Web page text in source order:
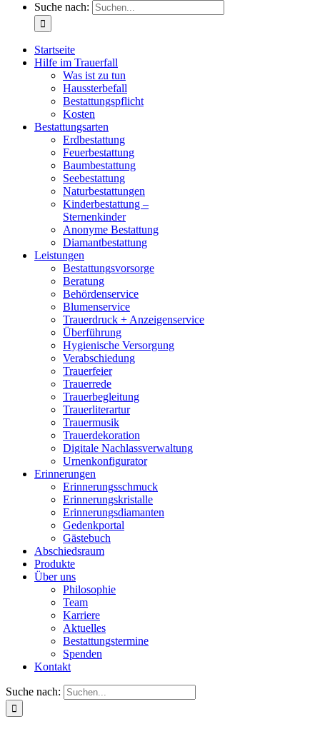
Suche nach:
Startseite
Hilfe im Trauerfall
Was ist zu tun
Haussterbefall
Bestattungspflicht
Kosten
Bestattungsarten
Erdbestattung
Feuerbestattung
Baumbestattung
Seebestattung
Naturbestattungen
Kinderbestattung –
Sternenkinder
Anonyme Bestattung
Diamantbestattung
Leistungen
Bestattungsvorsorge
Beratung
Behördenservice
Blumenservice
Trauerdruck + Anzeigenservice
Überführung
Hygienische Versorgung
Verabschiedung
Trauerfeier
Trauerrede
Trauerbegleitung
Trauerliterartur
Trauermusik
Trauerdekoration
Digitale Nachlassverwaltung
Urnenkonfigurator
Erinnerungen
Erinnerungsschmuck
Erinnerungskristalle
Erinnerungsdiamanten
Gedenkportal
Gästebuch
Abschiedsraum
Produkte
Über uns
Philosophie
Team
Karriere
Aktuelles
Bestattungstermine
Spenden
Kontakt
Suche nach: